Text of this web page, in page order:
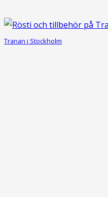
Tranan i Stockholm